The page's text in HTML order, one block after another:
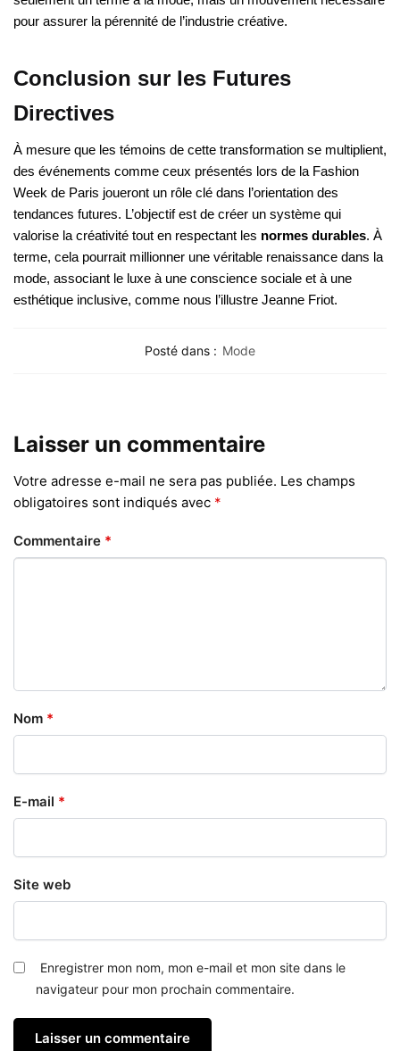
pour assurer la pérennité de l’industrie créative.
Conclusion sur les Futures
Directives
À mesure que les témoins de cette transformation se multiplient,
des événements comme ceux présentés lors de la Fashion
Week de Paris joueront un rôle clé dans l’orientation des
tendances futures. L’objectif est de créer un système qui
valorise la créativité tout en respectant les normes durables. À
terme, cela pourrait millionner une véritable renaissance dans la
mode, associant le luxe à une conscience sociale et à une
esthétique inclusive, comme nous l’illustre Jeanne Friot.
Posté dans : Mode
Laisser un commentaire
Votre adresse e-mail ne sera pas publiée. Les champs
obligatoires sont indiqués avec *
Commentaire *
Nom *
E-mail *
Site web
Enregistrer mon nom, mon e-mail et mon site dans le
navigateur pour mon prochain commentaire.